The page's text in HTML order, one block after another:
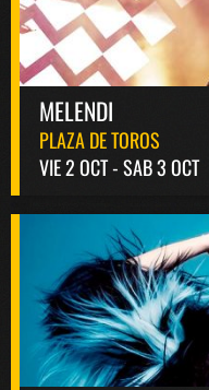
MELENDI
PLAZA DE TOROS
VIE 2 OCT - SAB 3 OCT